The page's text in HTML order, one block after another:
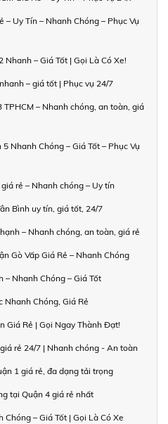
– Uy Tín – Nhanh Chóng – Phục Vụ
Nhanh – Giá Tốt | Gọi Là Có Xe!
– giá tốt | Phục vụ 24/7
– Nhanh chóng, an toàn, giá
Nhanh Chóng – Giá Tốt – Phục Vụ
rẻ – Nhanh chóng – Uy tín
Bình uy tín, giá tốt, 24/7
– Nhanh chóng, an toàn, giá rẻ
Gò Vấp Giá Rẻ – Nhanh Chóng
– Nhanh Chóng – Giá Tốt
Nhanh Chóng, Giá Rẻ
Giá Rẻ | Gọi Ngay Thành Đạt!
rẻ 24/7 | Nhanh chóng - An toàn
1 giá rẻ, đa dạng tải trọng
tại Quận 4 giá rẻ nhất
Chóng – Giá Tốt | Gọi Là Có Xe